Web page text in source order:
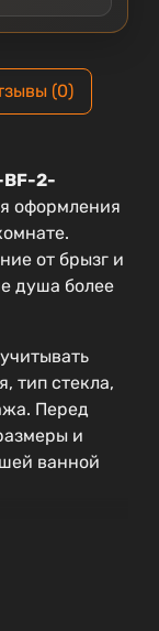
(0)
BF-2-
оформления
от брызг и
душа более
тип стекла,
Перед
и
ванной